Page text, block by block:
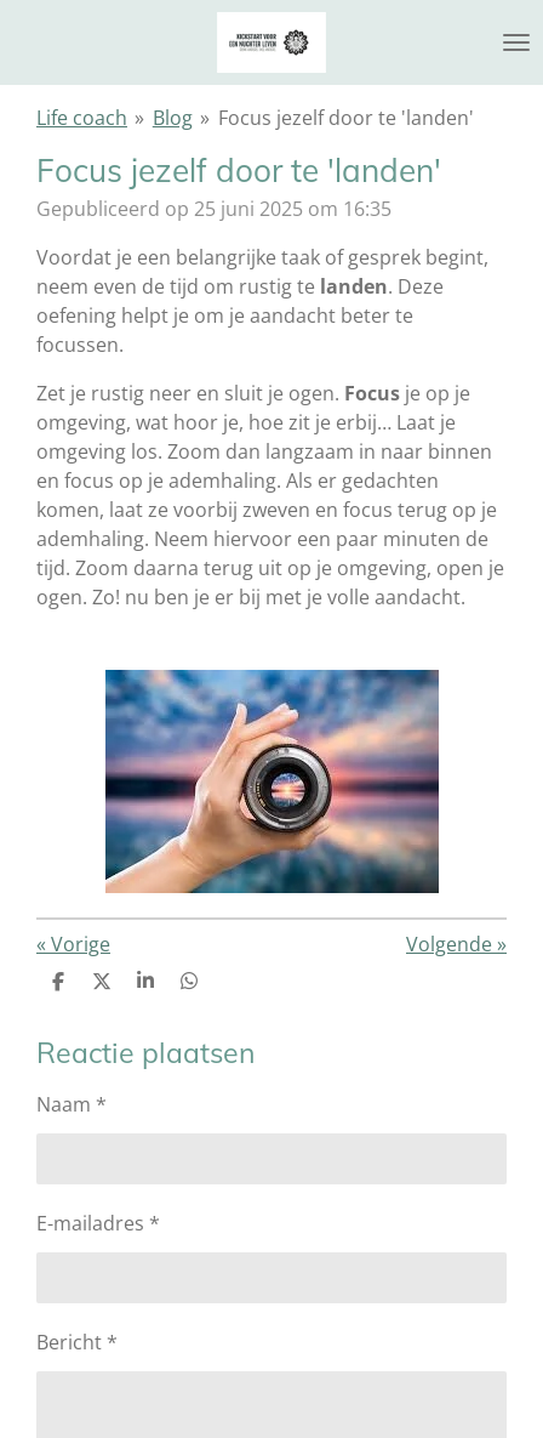
naar
Life coach » Blog » Focus jezelf door te 'landen'
Focus jezelf door te 'landen'
Gepubliceerd op 25 juni 2025 om 16:35
Voordat je een belangrijke taak of gesprek begint,
neem even de tijd om rustig te landen. Deze
oefening helpt je om je aandacht beter te
focussen.
Zet je rustig neer en sluit je ogen. Focus je op je
omgeving, wat hoor je, hoe zit je erbij… Laat je
omgeving los. Zoom dan langzaam in naar binnen
en focus op je ademhaling. Als er gedachten
komen, laat ze voorbij zweven en focus terug op je
ademhaling. Neem hiervoor een paar minuten de
tijd. Zoom daarna terug uit op je omgeving, open je
ogen. Zo! nu ben je er bij met je volle aandacht.
« Vorige Volgende»
D
e
n
D
l
S
r
e
D
e
n
Reactie plaatsen
Naam *
E-mailadres *
Bericht *